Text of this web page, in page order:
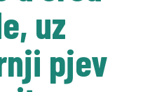
uz
pjev